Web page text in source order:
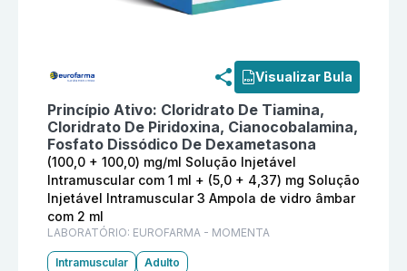
Visualizar Bula
Princípio Ativo: Cloridrato De Tiamina,
Cloridrato De Piridoxina, Cianocobalamina,
Fosfato Dissódico De Dexametasona
(100,0 + 100,0) mg/ml Solução Injetável
Intramuscular com 1 ml + (5,0 + 4,37) mg Solução
Injetável Intramuscular 3 Ampola de vidro âmbar
com 2 ml
LABORATÓRIO: EUROFARMA - MOMENTA
Intramuscular Adulto